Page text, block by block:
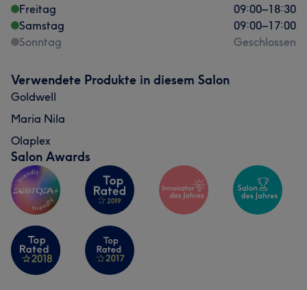
Talentiert
Freundlich
Freitag
09:00–18:30
Samstag
09:00–17:00
Sonntag
Geschlossen
Verwendete Produkte in diesem Salon
Goldwell
Maria Nila
Olaplex
Salon Awards